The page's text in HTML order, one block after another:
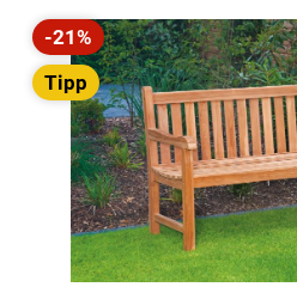
Rabatt
-21%
Tipp